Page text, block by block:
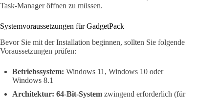
Task-Manager öffnen zu müssen.
Systemvoraussetzungen für GadgetPack
Bevor Sie mit der Installation beginnen, sollten Sie folgende
Voraussetzungen prüfen:
Betriebssystem: Windows 11, Windows 10 oder
Windows 8.1
Architektur: 64-Bit-System zwingend erforderlich (für